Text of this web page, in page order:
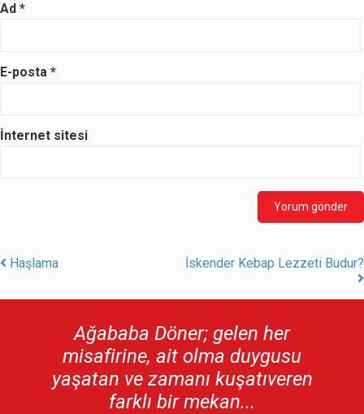
Ad *
E-posta *
İnternet sitesi
Haşlama İskender Kebap Lezzeti Budur?
Ağababa Döner; gelen her
misafirine, ait olma duygusu
yaşatan ve zamanı kuşatıveren
farklı bir mekan...